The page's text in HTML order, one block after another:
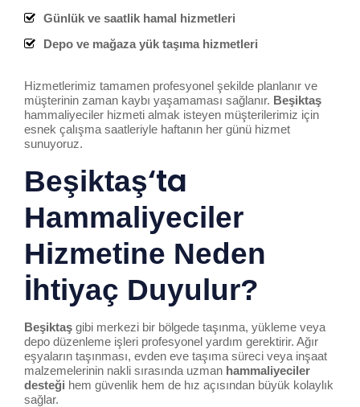
Günlük ve saatlik hamal hizmetleri
Depo ve mağaza yük taşıma hizmetleri
Hizmetlerimiz tamamen profesyonel şekilde planlanır ve
müşterinin zaman kaybı yaşamaması sağlanır. Beşiktaş
hammaliyeciler hizmeti almak isteyen müşterilerimiz için
esnek çalışma saatleriyle haftanın her günü hizmet
sunuyoruz.
Beşiktaş‘ta
Hammaliyeciler
Hizmetine Neden
İhtiyaç Duyulur?
Beşiktaş gibi merkezi bir bölgede taşınma, yükleme veya
depo düzenleme işleri profesyonel yardım gerektirir. Ağır
eşyaların taşınması, evden eve taşıma süreci veya inşaat
malzemelerinin nakli sırasında uzman hammaliyeciler
desteği hem güvenlik hem de hız açısından büyük kolaylık
sağlar.